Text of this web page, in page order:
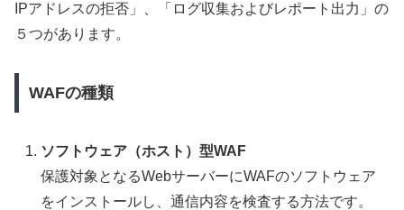
IPアドレスの拒否」、「ログ収集およびレポート出力」の
５つがあります。
WAFの種類
ソフトウェア（ホスト）型WAF
保護対象となるWebサーバーにWAFのソフトウェア
をインストールし、通信内容を検査する方法です。